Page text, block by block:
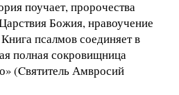
поучает, пророчества
Божия, нравоучение
псалмов соединяет в
полная сокровищница
(Cвятитель Амвросий